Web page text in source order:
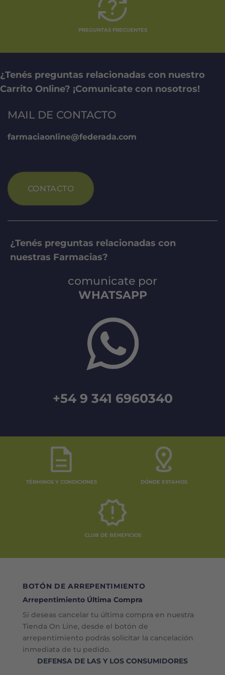
PREGUNTAS FRECUENTES
¿Tenés preguntas relacionadas con nuestro
Carrito Online? ¡Comunicate con nosotros!
MAIL DE CONTACTO
farmaciaonline@federada.com
CONTACTO
¿Tenés preguntas relacionadas con
nuestras Farmacias?
comunicate por
WHATSAPP
+54 9 341 6960340
TÉRMINOS Y CONDICIONES DÓNDE ESTAMOS
CLUB DE BENEFICIOS
BOTÓN DE ARREPENTIMIENTO
Arrepentimiento Última Compra
Si deseas cancelar tu última compra en nuestra
Tienda On Line, desde el botón de
arrepentimiento podrás solicitar la cancelación
inmediata de tu pedido.
DEFENSA DE LAS Y LOS CONSUMIDORES